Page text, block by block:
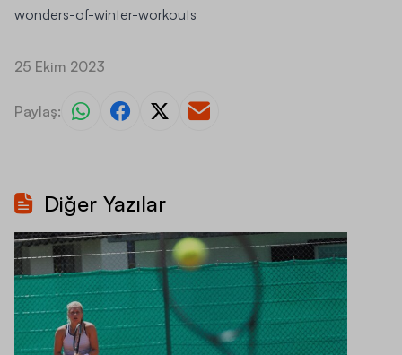
wonders-of-winter-workouts
25 Ekim 2023
Paylaş:
Diğer Yazılar